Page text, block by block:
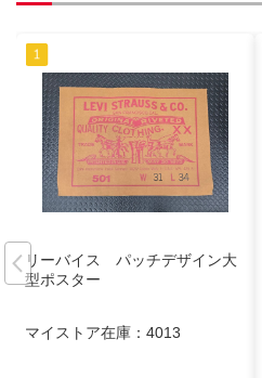
リーバイス パッチデザイン大
型ポスター
マイストア在庫： 4013